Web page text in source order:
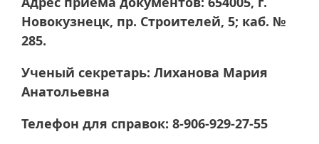
Новокузнецк, пр. Строителей, 5; каб. №
285.
Ученый секретарь: Лиханова Мария
Анатольевна
Телефон для справок: 8-906-929-27-55